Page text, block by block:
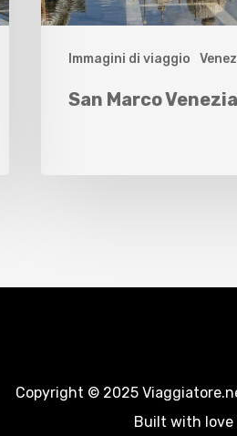
Immagini di viaggio
San Marco Venezia
Copyright © 2025
Built with love